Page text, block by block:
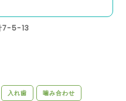
7-5-13
入れ歯 噛み合わせ